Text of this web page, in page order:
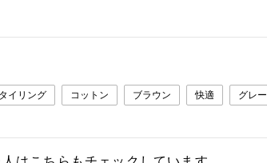
イリング コットン ブラウン 快適 グレー